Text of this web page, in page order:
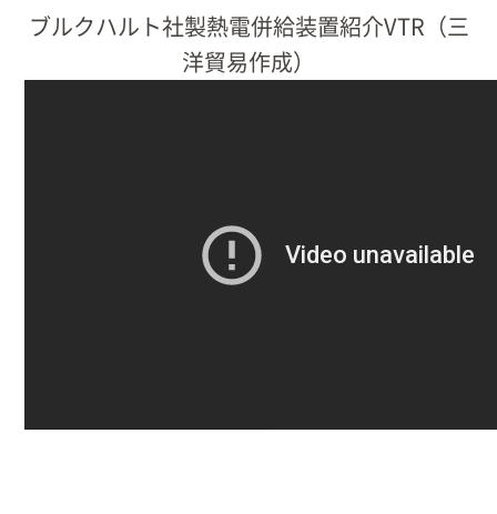
ブルクハルト社製熱電併給装置紹介VTR（三
洋貿易作成）